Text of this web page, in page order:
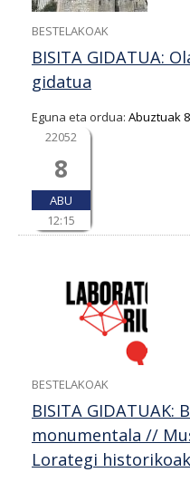
BESTELAKOAK
BISITA GIDATUA:
gidatua
Eguna eta ordua: Abuztuak
22052
8
ABU
12:15
BESTELAKOAK
BISITA GIDATUAK:
monumentala //
Lorategi historikoak